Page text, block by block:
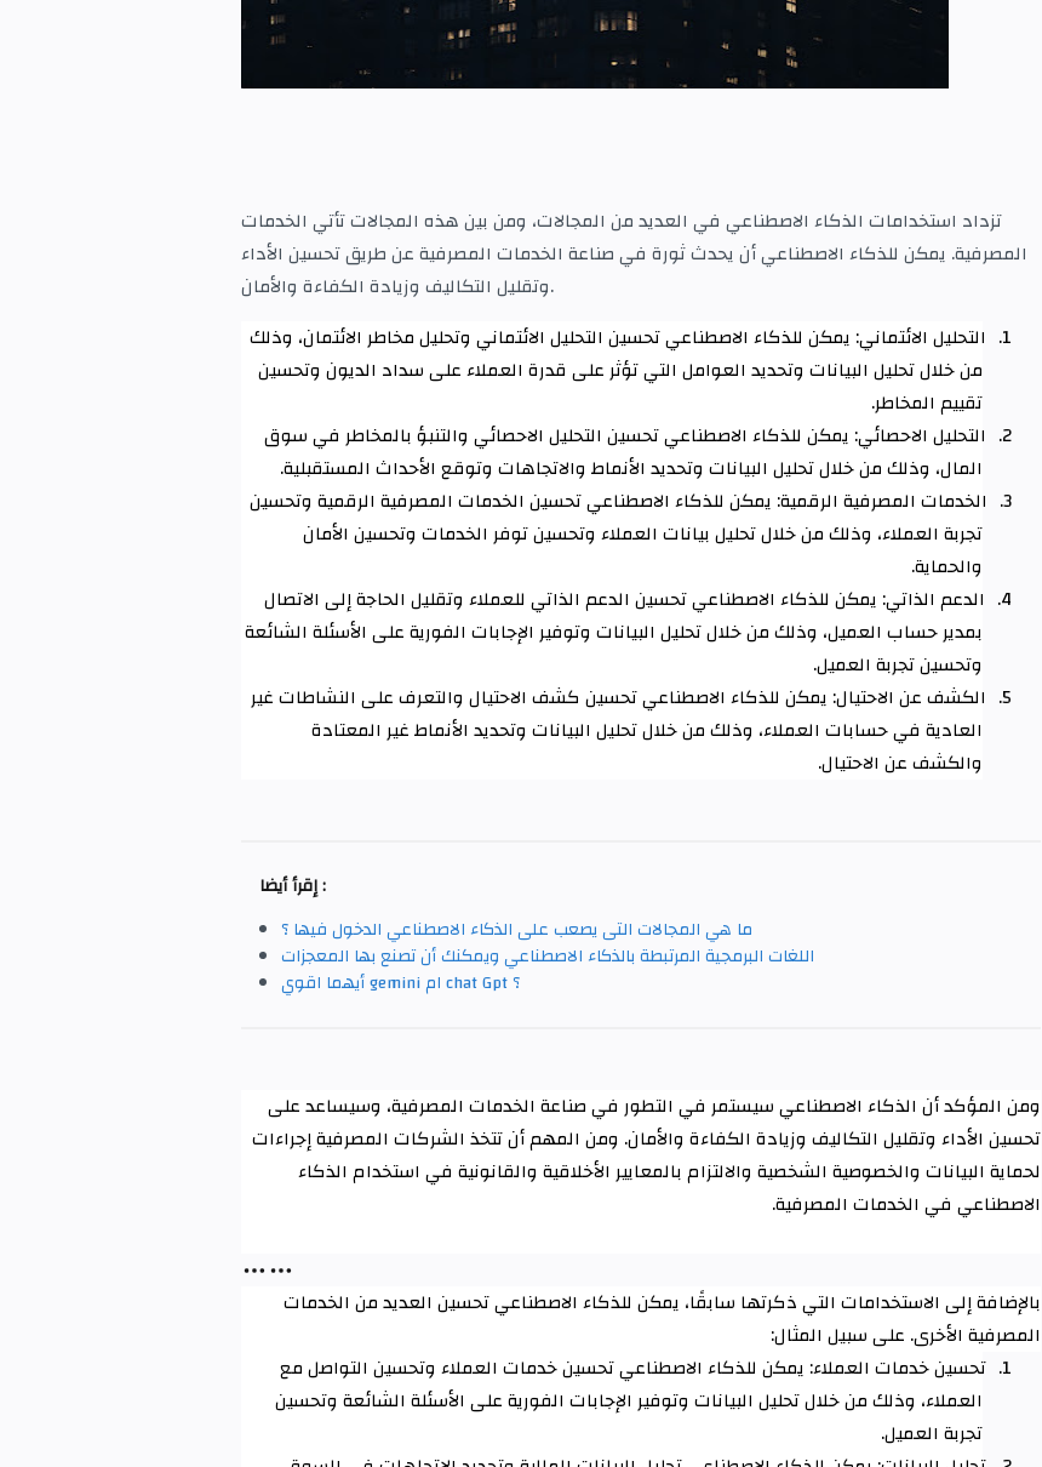
تزداد استخدامات الذكاء الاصطناعي في العديد من المجالات، ومن بين هذه المجالات تأتي الخدمات
المصرفية. يمكن للذكاء الاصطناعي أن يحدث ثورة في صناعة الخدمات المصرفية عن طريق تحسين الأداء
وتقليل التكاليف وزيادة الكفاءة والأمان.
1. التحليل الائتماني: يمكن للذكاء الاصطناعي تحسين التحليل الائتماني وتحليل مخاطر الائتمان، وذلك
من خلال تحليل البيانات وتحديد العوامل التي تؤثر على قدرة العملاء على سداد الديون وتحسين
تقييم المخاطر.
2. التحليل الاحصائي: يمكن للذكاء الاصطناعي تحسين التحليل الاحصائي والتنبؤ بالمخاطر في سوق
المال، وذلك من خلال تحليل البيانات وتحديد الأنماط والاتجاهات وتوقع الأحداث المستقبلية.
3. الخدمات المصرفية الرقمية: يمكن للذكاء الاصطناعي تحسين الخدمات المصرفية الرقمية وتحسين
تجربة العملاء، وذلك من خلال تحليل بيانات العملاء وتحسين توفر الخدمات وتحسين الأمان
والحماية.
4. الدعم الذاتي: يمكن للذكاء الاصطناعي تحسين الدعم الذاتي للعملاء وتقليل الحاجة إلى الاتصال
بمدير حساب العميل، وذلك من خلال تحليل البيانات وتوفير الإجابات الفورية على الأسئلة الشائعة
وتحسين تجربة العميل.
5. الكشف عن الاحتيال: يمكن للذكاء الاصطناعي تحسين كشف الاحتيال والتعرف على النشاطات غير
العادية في حسابات العملاء، وذلك من خلال تحليل البيانات وتحديد الأنماط غير المعتادة
والكشف عن الاحتيال.
إقرأ أيضا :
ما هي المجالات التى يصعب على الذكاء الاصطناعي الدخول فيها ؟
اللغات البرمجية المرتبطة بالذكاء الاصطناعي ويمكنك أن تصنع بها المعجزات
أيهما اقوي gemini ام chat Gpt ؟
ومن المؤكد أن الذكاء الاصطناعي سيستمر في التطور في صناعة الخدمات المصرفية، وسيساعد على
تحسين الأداء وتقليل التكاليف وزيادة الكفاءة والأمان. ومن المهم أن تتخذ الشركات المصرفية إجراءات
لحماية البيانات والخصوصية الشخصية والالتزام بالمعايير الأخلاقية والقانونية في استخدام الذكاء
الاصطناعي في الخدمات المصرفية.
بالإضافة إلى الاستخدامات التي ذكرتها سابقًا، يمكن للذكاء الاصطناعي تحسين العديد من الخدمات
المصرفية الأخرى. على سبيل المثال:
1. تحسين خدمات العملاء: يمكن للذكاء الاصطناعي تحسين خدمات العملاء وتحسين التواصل مع
العملاء، وذلك من خلال تحليل البيانات وتوفير الإجابات الفورية على الأسئلة الشائعة وتحسين
تجربة العميل.